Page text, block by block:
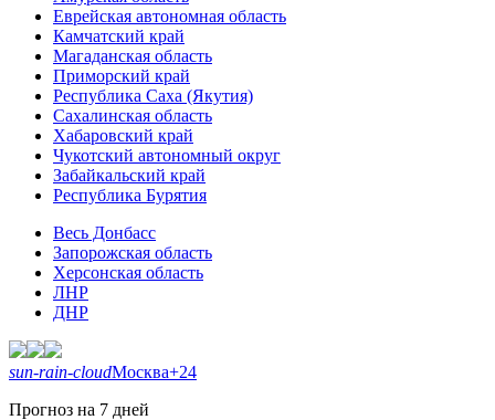
Еврейская автономная область
Камчатский край
Магаданская область
Приморский край
Республика Саха (Якутия)
Сахалинская область
Хабаровский край
Чукотский автономный округ
Забайкальский край
Республика Бурятия
Весь Донбасс
Запорожская область
Херсонская область
ЛНР
ДНР
sun-rain-cloudМосква+24
Прогноз на 7 дней